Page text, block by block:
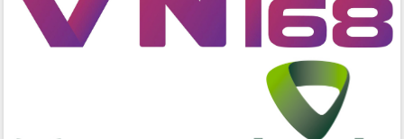
Phó Bí thư Tỉnh ủy Đắk Lắk Đỗ Hữu
Huy giữ chức Bí thư Đảng ủy Ủy Ban
Nhân dân tỉnh